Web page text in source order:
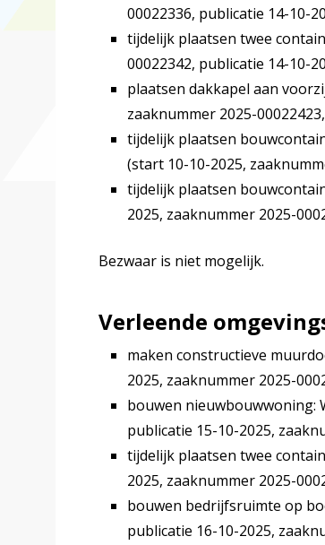
00022336, publicatie 14-10-
tijdelijk plaatsen twee
00022342, publicatie 14-10-
plaatsen dakkapel aan
zaaknummer 2025-
tijdelijk plaatsen
(start 10-10-2025,
tijdelijk plaatsen
2025, zaaknummer 2025-
Bezwaar is niet mogelijk.
Verleende
maken constructieve
2025, zaaknummer 2025-
bouwen nieuwbouwwoning:
publicatie 15-10-2025,
tijdelijk plaatsen twee
2025, zaaknummer 2025-
bouwen bedrijfsruimte op
publicatie 16-10-2025,